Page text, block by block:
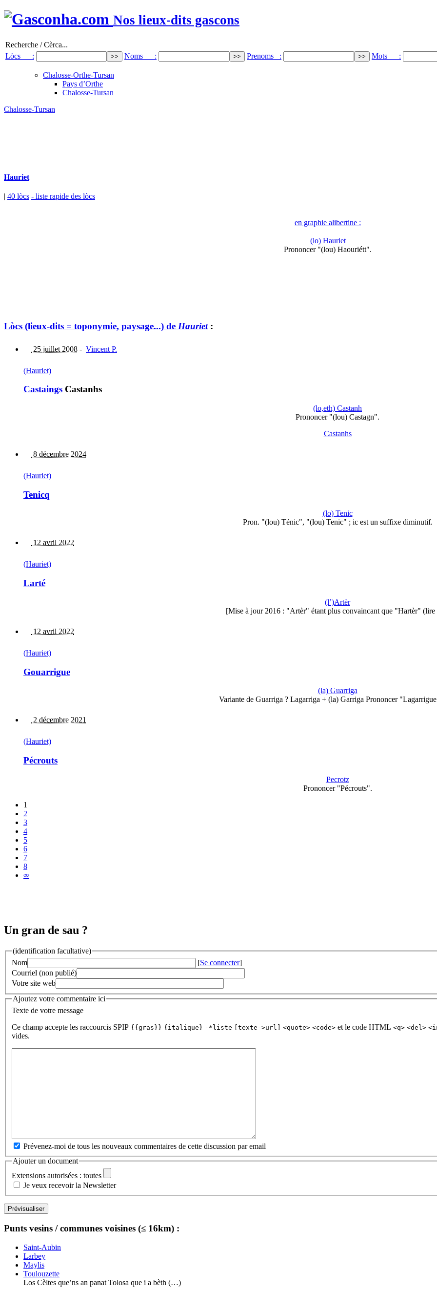
Nos lieux-dits gascons
Recherche / Cèrca...
Lòcs :
Noms : Prenoms : Mots :
Chalosse-Orthe-Tursan
Pays d’Orthe
Chalosse-Tursan
Chalosse-Tursan
Hauriet
| 40 lòcs - liste rapide des lòcs
en graphie alibertine :
(lo) Hauriet
Prononcer "(lou) Haouriétt".
Lòcs (lieux-dits = toponymie, paysage...) de Hauriet:
25 juillet 2008 - Vincent P.
(Hauriet)
Castaings Castanhs
(lo,eth) Castanh
Prononcer "(lou) Castagn".
Castanhs
8 décembre 2024
(Hauriet)
Tenicq
(lo) Tenic
Pron. "(lou) Ténic", "(lou) Tenic" ; ic est un suffixe diminutif.
12 avril 2022
(Hauriet)
Larté
(l’)Artèr
[Mise à jour 2016 : "Artèr" étant plus convaincant que "Hartèr"
12 avril 2022
(Hauriet)
Gouarrigue
(la) Guarriga
Variante de Guarriga ? Lagarriga + (la) Garriga Prononcer
2 décembre 2021
(Hauriet)
Pécrouts
Pecrotz
Prononcer "Pécrouts".
1
2
3
4
5
6
7
8
∞
Un gran de sau ?
(identification facultative)
Nom
[Se connecter]
Courriel (non publié)
Votre site web
Ajoutez votre commentaire ici
Texte de votre message
Ce champ accepte les raccourcis SPIP {{gras}} {italique} -*liste [texte->url] <quote> <code> et le code HTML <q> <del>
vides.
Prévenez-moi de tous les nouveaux commentaires de cette discussion par email
Ajouter un document
Extensions autorisées : toutes
Je veux recevoir la Newsletter
Punts vesins / communes voisines (≤ 16km) :
Saint-Aubin
Larbey
Maylis
Toulouzette
Los Cèltes que’ns an panat Tolosa que i a bèth (…)